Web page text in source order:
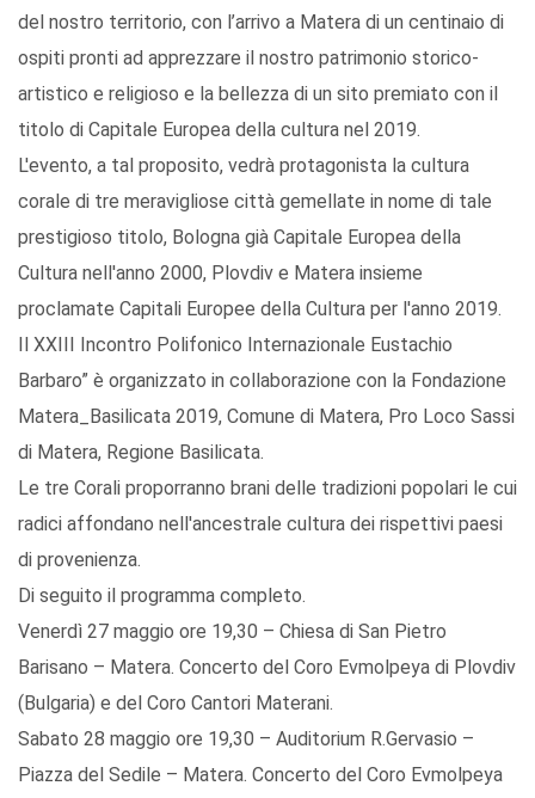
del nostro territorio, con l’arrivo a Matera di un centinaio di
ospiti pronti ad apprezzare il nostro patrimonio storico-
artistico e religioso e la bellezza di un sito premiato con il
titolo di Capitale Europea della cultura nel 2019.
L'evento, a tal proposito, vedrà protagonista la cultura
corale di tre meravigliose città gemellate in nome di tale
prestigioso titolo, Bologna già Capitale Europea della
Cultura nell'anno 2000, Plovdiv e Matera insieme
proclamate Capitali Europee della Cultura per l'anno 2019.
Il XXIII Incontro Polifonico Internazionale Eustachio
Barbaro” è organizzato in collaborazione con la Fondazione
Matera_Basilicata 2019, Comune di Matera, Pro Loco Sassi
di Matera, Regione Basilicata.
Le tre Corali proporranno brani delle tradizioni popolari le cui
radici affondano nell'ancestrale cultura dei rispettivi paesi
di provenienza.
Di seguito il programma completo.
Venerdì 27 maggio ore 19,30 – Chiesa di San Pietro
Barisano – Matera. Concerto del Coro Evmolpeya di Plovdiv
(Bulgaria) e del Coro Cantori Materani.
Sabato 28 maggio ore 19,30 – Auditorium R.Gervasio –
Piazza del Sedile – Matera. Concerto del Coro Evmolpeya